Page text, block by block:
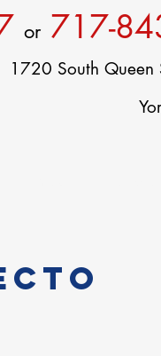
or 717-
1720 South Queen